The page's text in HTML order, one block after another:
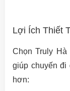
Lợi Ích Thiết
Chọn Truly
giúp chuyến đi
hơn: